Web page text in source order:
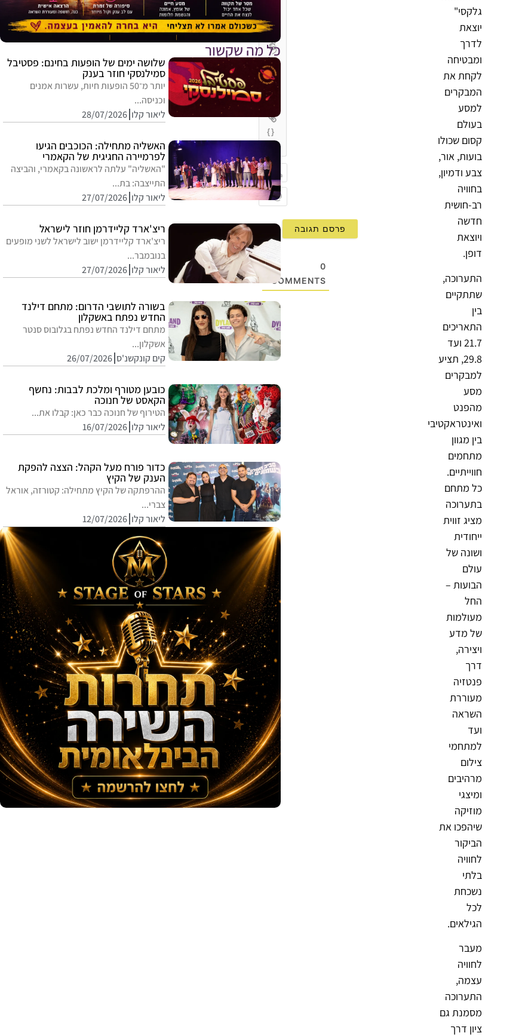
גלקסי"
יוצאת
לדרך
ומבטיחה
לקחת את
המבקרים
למסע
בעולם
קסום שכולו
בועות, אור,
צבע ודמיון,
בחוויה
רב-חושית
חדשה
ויוצאת
דופן.
התערוכה,
שתתקיים
בין
התאריכים
21.7 ועד
29.8, תציע
למבקרים
מסע
מהפנט
ואינטראקטיבי
בין מגוון
מתחמים
חווייתיים.
כל מתחם
בתערוכה
מציג זווית
ייחודית
ושונה של
עולם
הבועות –
החל
מעולמות
של מדע
ויצירה,
דרך
פנטזיה
מעוררת
השראה
ועד
למתחמי
צילום
מרהיבים
ומיצגי
מוזיקה
שיהפכו את
הביקור
לחוויה
בלתי
נשכחת
לכל
הגילאים.
מעבר
לחוויה
עצמה,
התערוכה
מסמנת גם
ציון דרך
{}
[+]
שם
0
COMMENTS
כל מה שקשור
שלושה ימים של הופעות בחינם: פסטיבל
סמילנסקי חוזר בענק
יותר מ־50 הופעות חיות, עשרות אמנים
וכניסה...
ליאור קלו 28/07/2026
האשליה מתחילה: הכוכבים הגיעו
לפרמיירה החגיגית של הקאמרי
"האשליה" עלתה לראשונה בקאמרי, והביצה
התייצבה: בת...
ליאור קלו 27/07/2026
ריצ'ארד קליידרמן חוזר לישראל
ריצ'ארד קליידרמן ישוב לישראל לשני מופעים
בנובמבר...
ליאור קלו 27/07/2026
בשורה לתושבי הדרום: מתחם דילנד
החדש נפתח באשקלון
מתחם דילנד החדש נפתח בגלובוס סנטר
אשקלון...
קים קונקשנ'ס 26/07/2026
כובען מטורף ומלכת לבבות: נחשף
הקאסט של חנוכה
הטירוף של חנוכה כבר כאן: קבלו את...
ליאור קלו 16/07/2026
כדור פורח מעל הקהל: הצצה להפקת
הענק של הקיץ
ההרפתקה של הקיץ מתחילה: קטורזה, אוראל
צברי...
ליאור קלו 12/07/2026